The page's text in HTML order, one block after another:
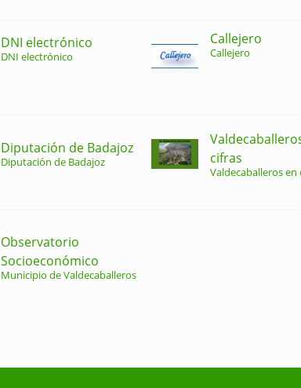
DNI electrónico
DNI electrónico
Callejero
Callejero
Diputación de Badajoz
Diputación de Badajoz
cifras
Valdecaballeros en
Observatorio
Socioeconómico
Municipio de Valdecaballeros